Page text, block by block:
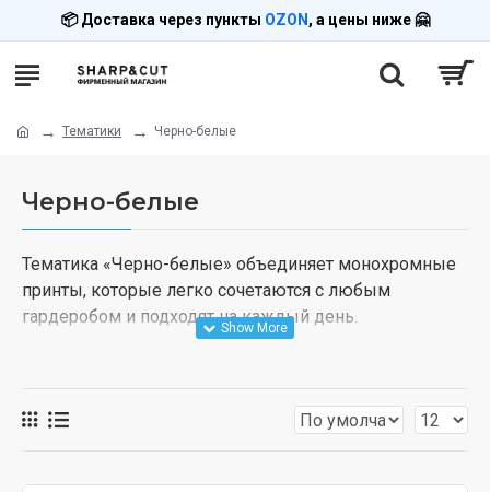
📦 Доставка через пункты OZON , а цены ниже 🤗
Тематики Черно-белые
Черно-белые
Тематика «Черно-белые» объединяет монохромные
принты, которые легко сочетаются с любым
гардеробом и подходят на каждый день.